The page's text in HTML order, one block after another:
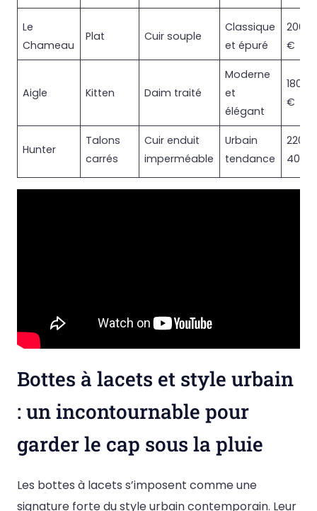
Le
Chameau
Plat Cuir souple
Classique
et épuré
200 –
€
Aigle Kitten Daim traité
Moderne
et
élégant
180 –
€
Hunter
Talons
carrés
Cuir enduit
imperméable
Urbain
tendance
220 –
400
Bottes à lacets et style urbain
: un incontournable pour
garder le cap sous la pluie
Les bottes à lacets s’imposent comme une
signature forte du style urbain contemporain. Leur